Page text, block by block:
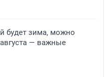
будет зима, можно
— важные